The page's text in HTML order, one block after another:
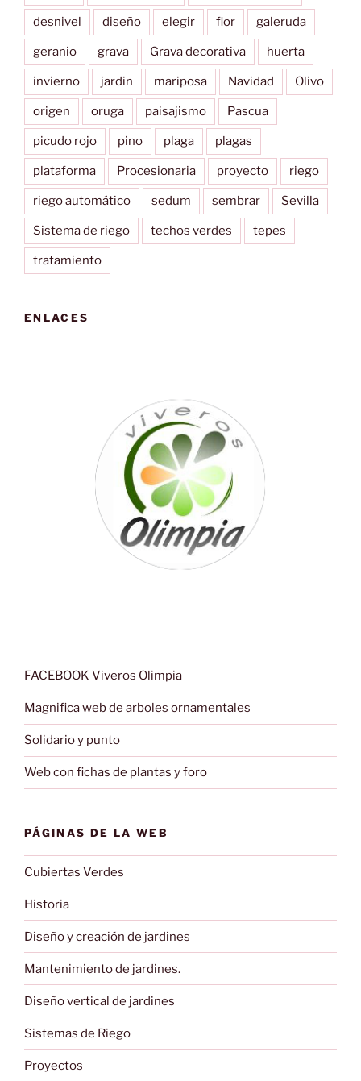
desnivel diseño elegir flor galeruda
geranio grava Grava decorativa huerta
invierno jardin mariposa Navidad Olivo
origen oruga paisajismo Pascua
picudo rojo pino plaga plagas
plataforma Procesionaria proyecto riego
riego automático sedum sembrar Sevilla
Sistema de riego techos verdes tepes
tratamiento
ENLACES
FACEBOOK Viveros Olimpia
Magnifica web de arboles ornamentales
Solidario y punto
Web con fichas de plantas y foro
PÁGINAS DE LA WEB
Cubiertas Verdes
Historia
Diseño y creación de jardines
Mantenimiento de jardines.
Diseño vertical de jardines
Sistemas de Riego
Proyectos